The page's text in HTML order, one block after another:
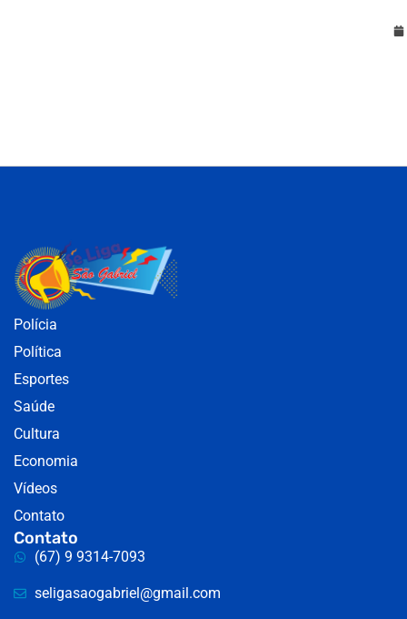
Polícia
Política
Esportes
Saúde
Cultura
Economia
Vídeos
Contato
Contato
(67) 9 9314-7093
seligasaogabriel@gmail.com